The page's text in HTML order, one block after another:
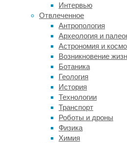
Интервью
Отвлеченное
Антропология
Археология и
Астрономия и
Возникновение
Ботаника
Геология
История
Технологии
Транспорт
Роботы и дроны
Физика
Химия
университета
(США)
изучила
пробы
мундштуков
вейпов
обнаружила
них
целый
ряд
грибков,